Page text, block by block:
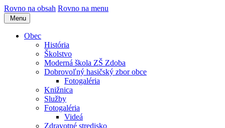
Rovno na obsah Rovno na menu
Menu
Obec
História
Školstvo
Moderná škola ZŠ Zdoba
Dobrovoľný hasičský zbor obce
Fotogaléria
Knižnica
Služby
Fotogaléria
Videá
Zdravotné stredisko